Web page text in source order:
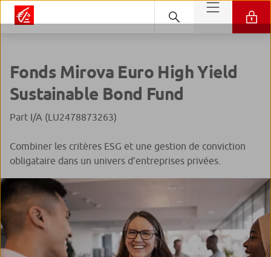
Fonds Mirova Euro High Yield
Sustainable Bond Fund
Part I/A (LU2478873263)
Combiner les critères ESG et une gestion de conviction
obligataire dans un univers d’entreprises privées.